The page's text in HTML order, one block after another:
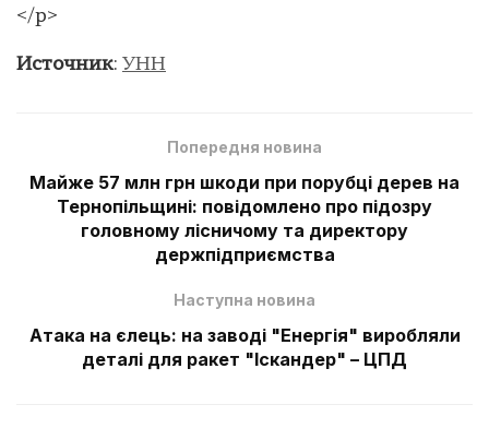
</p>
Источник: УНН
Попередня новина
Майже 57 млн грн шкоди при порубці дерев на
Тернопільщині: повідомлено про підозру
головному лісничому та директору
держпідприємства
Наступна новина
Атака на єлець: на заводі "Енергія" виробляли
деталі для ракет "Іскандер" – ЦПД